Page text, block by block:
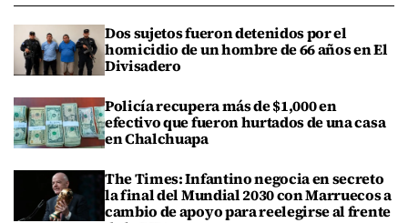
Dos sujetos fueron detenidos por el
homicidio de un hombre de 66 años en El
Divisadero
Policía recupera más de $1,000 en
efectivo que fueron hurtados de una casa
en Chalchuapa
The Times: Infantino negocia en secreto
la final del Mundial 2030 con Marruecos a
cambio de apoyo para reelegirse al frente